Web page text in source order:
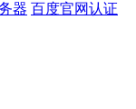
器 百度官网认证